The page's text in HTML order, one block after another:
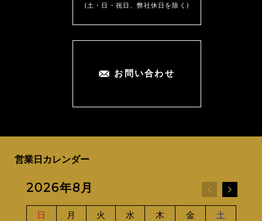
営業日カレンダー
2026年8月
日 月 火 水 木 金
土
(土・日・祝日、弊社休日を除く)
お問い合わせ